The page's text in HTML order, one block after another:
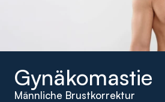
Gynäkomastie
Männliche Brustkorrektur